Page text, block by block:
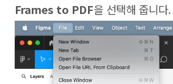
Frames to PDF을 선택해 줍니다.